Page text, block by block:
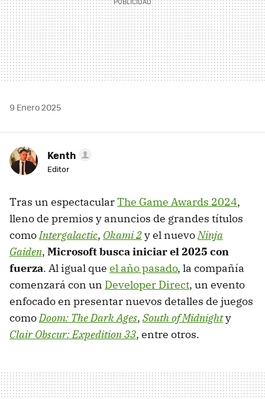
9 Enero 2025
Kenth
Editor
Tras un espectacularThe Game Awards 2024,
lleno de premios y anuncios de grandes títulos
comoIntergalactic, Okami 2y el nuevoNinja
Gaiden, Microsoft busca iniciar el 2025 con
fuerza. Al igual que el año pasado, la compañía
comenzará con un Developer Direct, un evento
enfocado en presentar nuevos detalles de juegos
comoDoom: The Dark Ages, South of Midnighty
Clair Obscur: Expedition 33, entre otros.